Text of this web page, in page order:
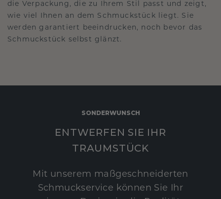
die Verpackung, die zu Ihrem Stil passt und zeigt,
wie viel Ihnen an dem Schmuckstück liegt. Sie
werden garantiert beeindrucken, noch bevor das
Schmuckstück selbst glänzt.
SONDERWUNSCH
ENTWERFEN SIE IHR
TRAUMSTÜCK
Mit unserem maßgeschneiderten
Schmuckservice können Sie Ihr